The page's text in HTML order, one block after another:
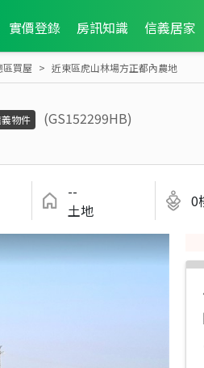
實價登錄 房訊知識 信義居家
區買屋 近東區虎山林場方正都內農地
物件
(GS152299HB)
--
土地
0